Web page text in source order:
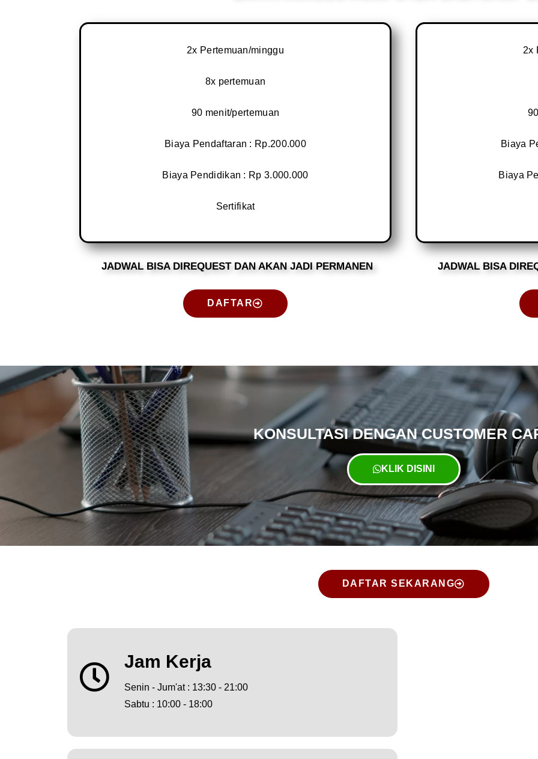
2x Pertemuan/minggu
8x pertemuan
90 menit/pertemuan
Biaya Pendaftaran : Rp.200.000
Biaya Pendidikan : Rp 3.000.000
Sertifikat
JADWAL BISA DIREQUEST DAN AKAN JADI PERMANEN
DAFTAR
2x
Biaya
Biaya
JADWAL BISA
KONSULTASI DENGAN CUSTOMER
KLIK DISINI
DAFTAR SEKARANG
Jam Kerja
Senin - Jum'at : 13:30 - 21:00
Sabtu : 10:00 - 18:00